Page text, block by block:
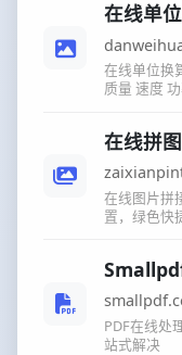
在线单
在线单位换
质量 速度
在线拼图
在线图片拼
置，绿色快
PDF在线处
站式解决